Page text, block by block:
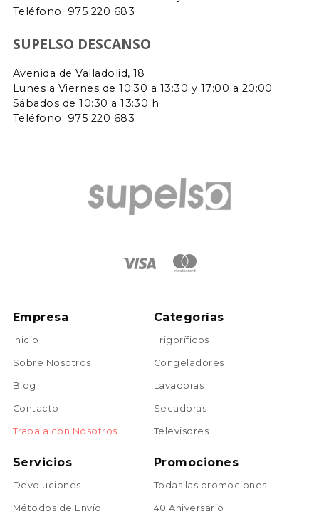
Teléfono: 975 220 683
SUPELSO DESCANSO
Avenida de Valladolid, 18
Lunes a Viernes de 10:30 a 13:30 y 17:00 a 20:00
Sábados de 10:30 a 13:30 h
Teléfono: 975 220 683
Empresa
Inicio
Sobre Nosotros
Blog
Contacto
Trabaja con Nosotros
Categorías
Frigoríficos
Congeladores
Lavadoras
Secadoras
Televisores
Servicios
Devoluciones
Métodos de Envío
Promociones
Todas las promociones
40 Aniversario